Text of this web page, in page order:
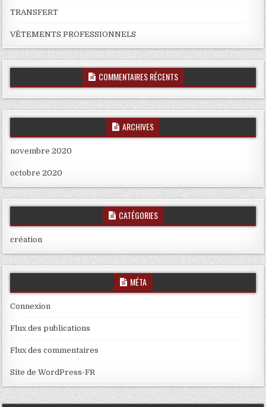
TRANSFERT
VÊTEMENTS PROFESSIONNELS
COMMENTAIRES RÉCENTS
ARCHIVES
novembre 2020
octobre 2020
CATÉGORIES
création
MÉTA
Connexion
Flux des publications
Flux des commentaires
Site de WordPress-FR